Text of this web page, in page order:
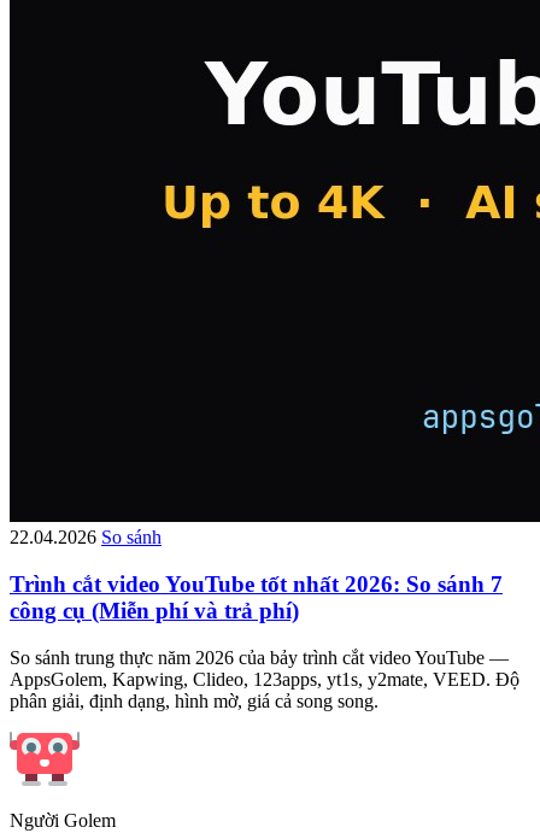
22.04.2026 So sánh
Trình cắt video YouTube tốt nhất 2026: So sánh 7
công cụ (Miễn phí và trả phí)
So sánh trung thực năm 2026 của bảy trình cắt video YouTube —
AppsGolem, Kapwing, Clideo, 123apps, yt1s, y2mate, VEED. Độ
phân giải, định dạng, hình mờ, giá cả song song.
Người Golem